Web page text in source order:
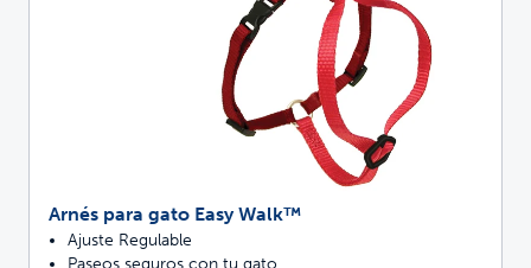
Arnés para gato Easy Walk™
Ajuste Regulable
Paseos seguros con tu gato